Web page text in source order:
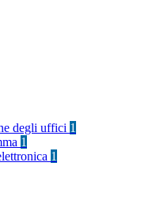
degli uffici 1
1
1